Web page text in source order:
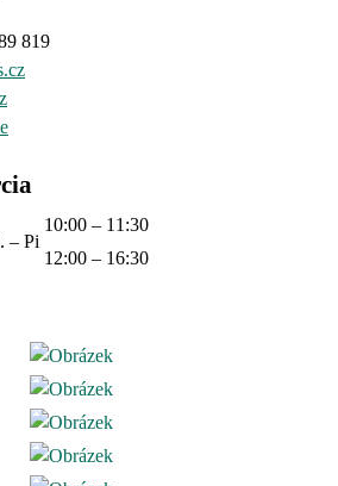
819
– Pi
10:00 – 11:30
12:00 – 16:30